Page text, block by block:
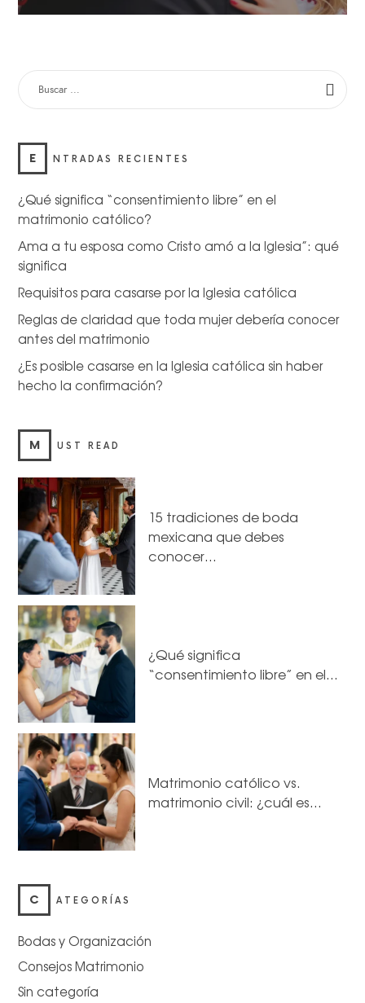
E NTRADAS RECIENTES
¿Qué significa “consentimiento libre” en el
matrimonio católico?
Ama a tu esposa como Cristo amó a la Iglesia”: qué
significa
Requisitos para casarse por la Iglesia católica
Reglas de claridad que toda mujer debería conocer
antes del matrimonio
¿Es posible casarse en la Iglesia católica sin haber
hecho la confirmación?
M UST READ
15 tradiciones de boda
mexicana que debes
conocer…
¿Qué significa
“consentimiento libre” en el…
Matrimonio católico vs.
matrimonio civil: ¿cuál es…
C ATEGORÍAS
Bodas y Organización
Consejos Matrimonio
Sin categoría